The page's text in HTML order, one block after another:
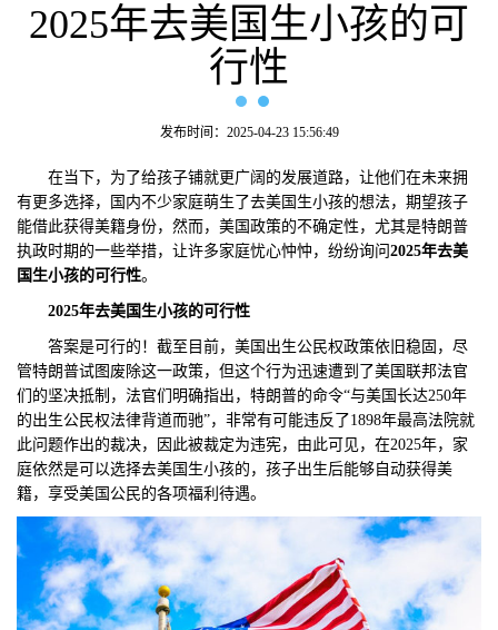
合
2025年去美国生小孩的可
行性
发布时间：2025-04-23 15:56:49
在当下，为了给孩子铺就更广阔的发展道路，让他们在未来拥
有更多选择，国内不少家庭萌生了去美国生小孩的想法，期望孩子
能借此获得美籍身份，然而，美国政策的不确定性，尤其是特朗普
执政时期的一些举措，让许多家庭忧心忡忡，纷纷询问2025年去美
国生小孩的可行性。
2025年去美国生小孩的可行性
答案是可行的！截至目前，美国出生公民权政策依旧稳固，尽
管特朗普试图废除这一政策，但这个行为迅速遭到了美国联邦法官
们的坚决抵制，法官们明确指出，特朗普的命令“与美国长达250年
的出生公民权法律背道而驰”，非常有可能违反了1898年最高法院就
此问题作出的裁决，因此被裁定为违宪，由此可见，在2025年，家
庭依然是可以选择去美国生小孩的，孩子出生后能够自动获得美
籍，享受美国公民的各项福利待遇。